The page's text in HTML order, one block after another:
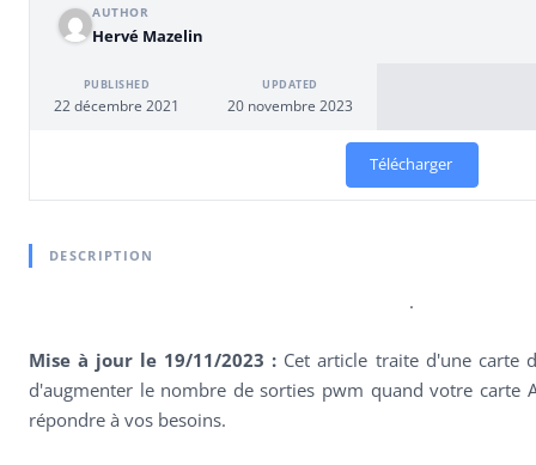
AUTHOR
Hervé Mazelin
PUBLISHED
22 décembre 2021
UPDATED
20 novembre 2023
Télécharger
DESCRIPTION
.
Mise à jour le 19/11/2023 : Cet article traite d'une carte
d'augmenter le nombre de sorties pwm quand votre carte
répondre à vos besoins.